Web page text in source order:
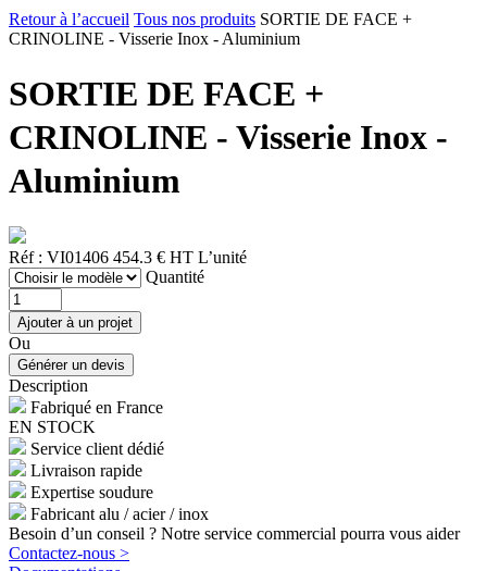
Retour à l’accueil Tous nos produits SORTIE DE FACE +
CRINOLINE - Visserie Inox - Aluminium
SORTIE DE FACE +
CRINOLINE - Visserie Inox -
Aluminium
Réf : VI01406 454.3 € HT L’unité
Quantité
Ou
Description
Fabriqué en France
EN STOCK
Service client dédié
Livraison rapide
Expertise soudure
Fabricant alu / acier / inox
Besoin d’un conseil ? Notre service commercial pourra vous aider
Contactez-nous >